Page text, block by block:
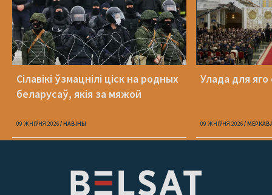
Сілавікі ўзмацнілі ціск на родных
беларусаў, якія за мяжой
09 ЖНІЎНЯ 2026 НАВІНЫ
Улада для
09 ЖНІЎНЯ 2026